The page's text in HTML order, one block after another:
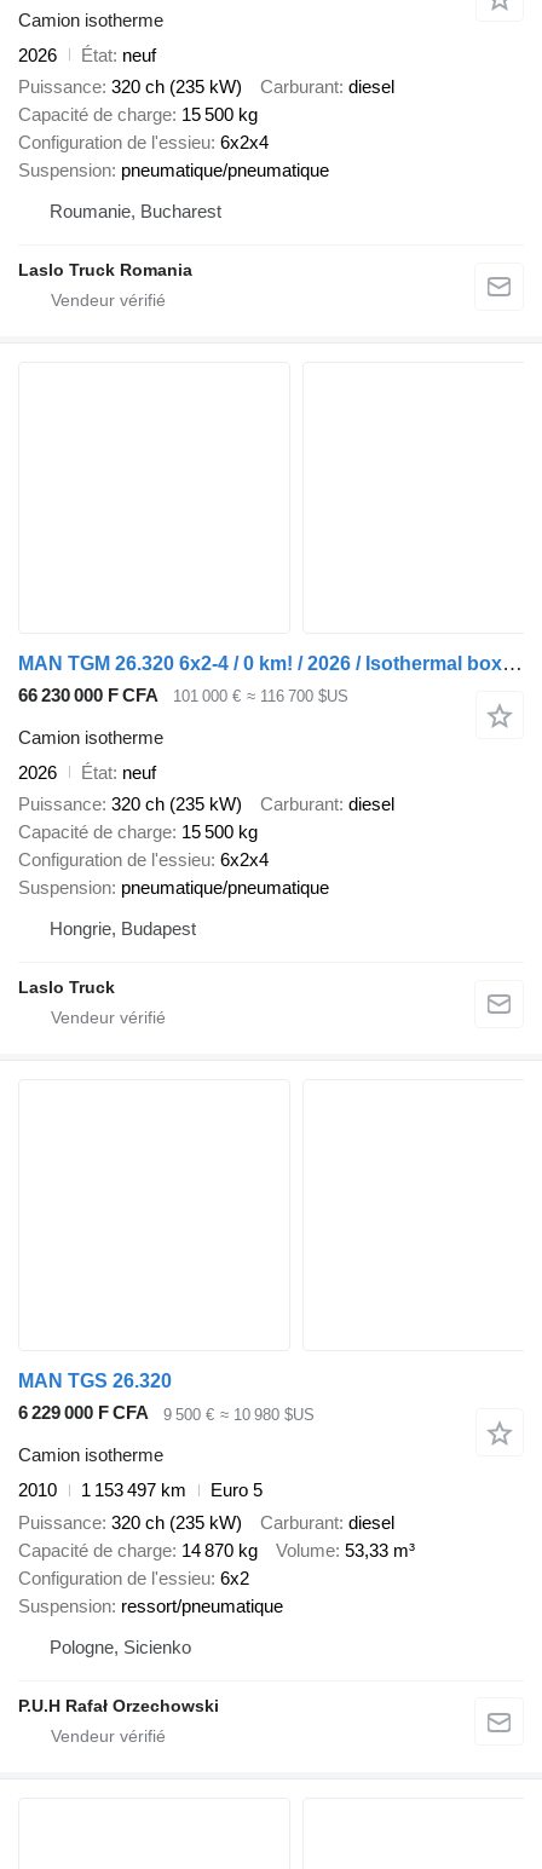
Camion isotherme
2026
État neuf
Puissance 320 ch (235 kW) Carburant diesel
Capacité de charge 15 500 kg
Configuration de l'essieu 6x2x4
Suspension pneumatique/pneumatique
Roumanie, Bucharest
Laslo Truck Romania
MAN TGM 26.320 6x2-4 / 0 km! / 2026 / Isothermal box 22 EPAL
66 230 000 F CFA 101 000 € ≈ 116 700 $US
Camion isotherme
2026
État neuf
Puissance 320 ch (235 kW) Carburant diesel
Capacité de charge 15 500 kg
Configuration de l'essieu 6x2x4
Suspension pneumatique/pneumatique
Hongrie, Budapest
Laslo Truck
MAN TGS 26.320
6 229 000 F CFA
9 500 € ≈ 10 980 $US
Camion isotherme
2010
1 153 497 km
Euro 5
Puissance 320 ch (235 kW) Carburant diesel
Capacité de charge 14 870 kg Volume 53,33 m³
Configuration de l'essieu 6x2
Suspension ressort/pneumatique
Pologne, Sicienko
P.U.H Rafał Orzechowski